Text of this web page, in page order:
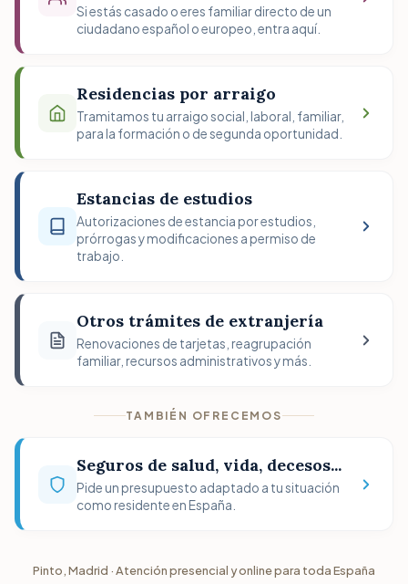
Si estás casado o eres familiar directo de un
ciudadano español o europeo, entra aquí.
Residencias por arraigo
Tramitamos tu arraigo social, laboral, familiar,
para la formación o de segunda oportunidad.
Estancias de estudios
Autorizaciones de estancia por estudios,
prórrogas y modificaciones a permiso de
trabajo.
Otros trámites de extranjería
Renovaciones de tarjetas, reagrupación
familiar, recursos administrativos y más.
TAMBIÉN OFRECEMOS
Seguros de salud, vida, decesos...
Pide un presupuesto adaptado a tu situación
como residente en España.
Pinto, Madrid · Atención presencial y online para toda España